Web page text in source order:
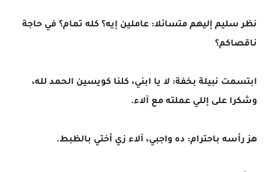
نظر سليم إليهم متسائلا: عاملين إيه؟ كله تمام؟ في حاجة
ناقصاكم؟
ابتسمت نبيلة بخفة: لا يا ابني، كلنا كويسين الحمد لله،
وشكرا على إللي عملته مع آلاء.
هز رأسه باحترام: ده واجبي، آلاء زي أختي بالظبط.